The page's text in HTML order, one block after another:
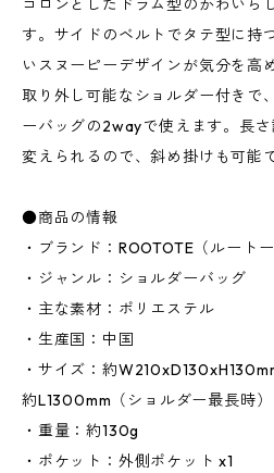
コロンとしたドラム型のかわいら
す。サイドのベルトでタテ型に持
いスヌーピーデザインが気分を高
取り外し可能なショルダー付きで
ーバッグの2wayで使えます。長
変えられるので、斜め掛けも可能
●商品の情報
・ブランド：ROOTOTE（ルート
・ジャンル：ショルダーバッグ
・主な素材：ポリエステル
・生産国：中国
・サイズ：約
約L1300mm（ショルダー最長時）
・重量：約130g
・ポケット：外側ポケット x1